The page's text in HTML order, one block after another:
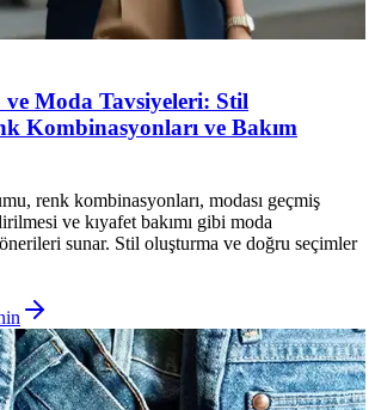
Moda Tavsiyeleri: Stil
Kombinasyonları ve Bakım
renk kombinasyonları, modası geçmiş
ve kıyafet bakımı gibi moda
sunar. Stil oluşturma ve doğru seçimler